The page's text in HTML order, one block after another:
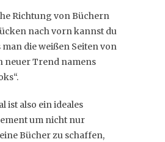
Richtung von Büchern
nach vorn kannst du
man die weißen Seiten von
neuer Trend namens
ist also ein ideales
um nicht nur
Bücher zu schaffen,